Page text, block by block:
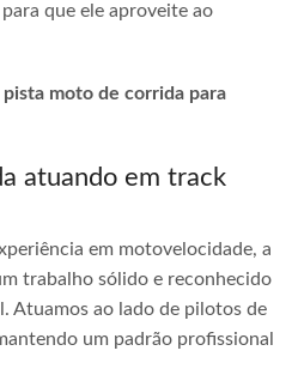
que ele aproveite ao
moto de corrida para
atuando em track
em motovelocidade, a
trabalho sólido e reconhecido
Atuamos ao lado de pilotos de
um padrão profissional